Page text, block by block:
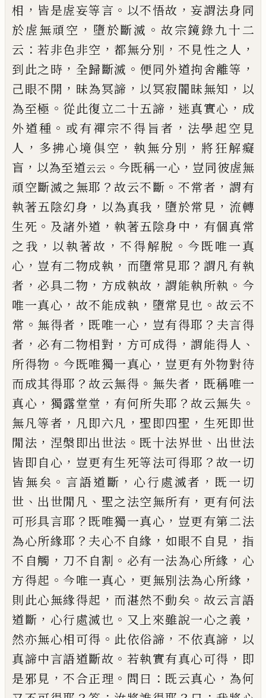
相 ， 皆是虗妄等言 。 以不悟故 ，妄謂法身同
於虗無頑空 ， 墮於斷滅 。 故宗鏡錄九十二
云 ：若非色非空 ， 都無分別 ， 不見性之人 ，
到此之時 ， 全歸斷滅 。 便同外道拘舍離等 ，
己眼不開 ， 昧為冥諦 ， 以冥寂闇昧無知 ， 以
為至極 。 從此復立二十五諦 ， 迷真實心 ， 成
外道種 。 或有禪宗不得旨者 ， 法學起空見
人 ， 多拂心境俱空 ， 執無分別 ， 將狂解癡
盲 ， 以為至道云云 。 今既稱一心 ， 豈同彼虗無
頑空斷滅之無耶 ？故云不斷 。 不常者 ，謂有
執著五陰幻身 ， 以為真我 ， 墮於常 見 ， 流轉
生死 。 及諸外道 ， 執著五陰身中 ， 有個真常
之我 ， 以執著故 ，不得解脫 。 今既唯一真
心 ， 豈有二物成執 ， 而墮常見耶 ？ 謂凡有執
者 ， 必具二物 ， 方成執故 ，謂能執所執 。 今
唯一真心 ， 故不能成執 ， 墮常見也 。故云不
常 。 無得者 ， 既唯一心 ， 豈有得耶 ？ 夫言得
者 ， 必有二物相對 ， 方可成得 ，謂能得人 、
所得物 。 今既唯獨一真心 ， 豈更有外物對待
而成其得耶 ？故云無得 。 無失者 ， 既稱唯一
真心 ， 獨露堂堂 ， 有何所失耶 ？故云無失 。
無凡等者 ， 凡即六凡 ，聖即四聖 ， 生死即世
閒法 ， 涅槃即出世法 。 既十法界世 、 出世法
皆即自心 ， 豈更有生死等法可得耶 ？故一切
皆無矣 。 言語道斷 ， 心行處滅者 ， 既一切
世 、 出世閒凡 、 聖之法空無所有 ， 更有何法
可形具言耶 ？ 既唯獨一真心 ， 豈更有第二法
為心所緣耶 ？ 夫心不自緣 ， 如眼不自見 ， 指
不自觸 ， 刀不自割 。 必有一法為心所緣 ， 心
方得起 。 今唯一真心 ， 更無別法為心所緣 ，
則此心無緣得起 ， 而湛然不動矣 。 故云言語
道斷 ， 心行處滅也 。 又上來雖說一心之義 ，
然亦無心相可得 。 此依俗諦 ， 不依真諦 ， 以
真諦中言語道斷故 。 若執實有真心可得 ， 即
是邪見 ，不合正理 。 問曰 ： 既云真心 ， 為何